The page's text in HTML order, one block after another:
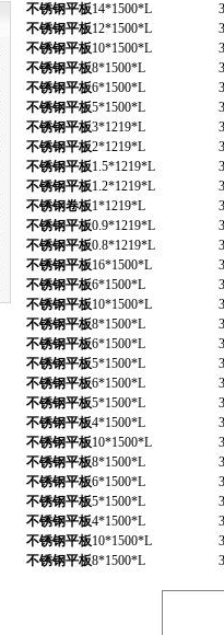
不锈钢平板14*1500*L
不锈钢平板12*1500*L
不锈钢平板10*1500*L
不锈钢平板8*1500*L
不锈钢平板6*1500*L
不锈钢平板5*1500*L
不锈钢平板3*1219*L
不锈钢平板2*1219*L
不锈钢平板1.5*1219*L
不锈钢平板1.2*1219*L
不锈钢卷板1*1219*L
不锈钢平板0.9*1219*L
不锈钢平板0.8*1219*L
不锈钢平板16*1500*L
不锈钢平板6*1500*L
不锈钢平板10*1500*L
不锈钢平板8*1500*L
不锈钢平板6*1500*L
不锈钢平板5*1500*L
不锈钢平板6*1500*L
不锈钢平板5*1500*L
不锈钢平板4*1500*L
不锈钢平板10*1500*L
不锈钢平板8*1500*L
不锈钢平板6*1500*L
不锈钢平板5*1500*L
不锈钢平板4*1500*L
不锈钢平板10*1500*L
不锈钢平板8*1500*L